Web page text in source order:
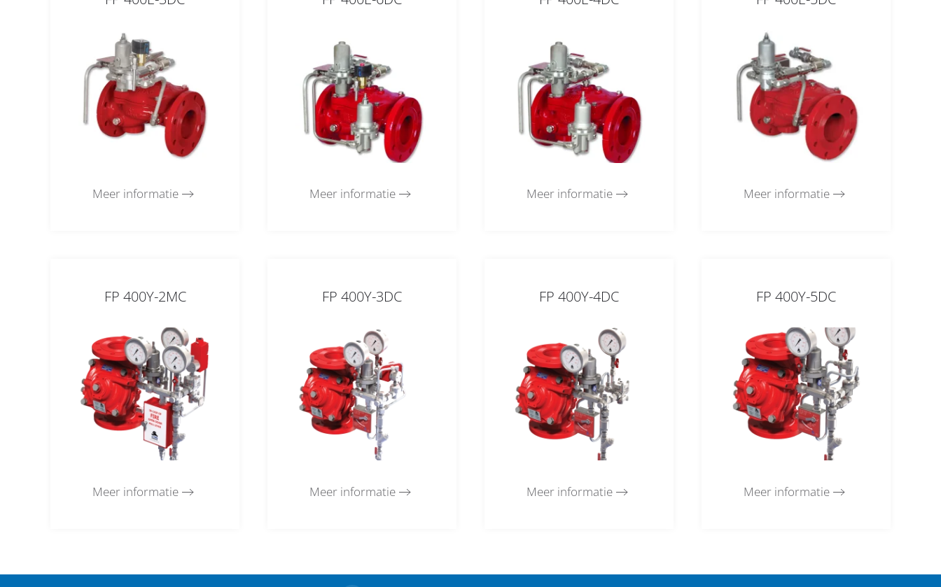
Meer informatie Meer informatie Meer informatie Meer informatie
FP 400Y-2MC
Meer informatie
FP 400Y-3DC
Meer informatie
FP 400Y-4DC
Meer informatie
FP 400Y-5DC
Meer informatie